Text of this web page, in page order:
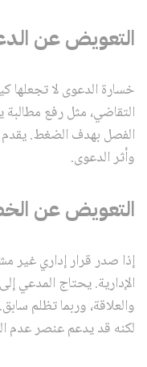
التعويض عن
خسارة الدعوى لا
التقاضي، مثل رفع
الفصل بهدف الضغط. يقدم
وأثر الدعوى.
التعويض عن
إذا صدر قرار إداري
الإدارية. يحتاج المدعي
والعلاقة، وربما تظلم
لكنه قد يدعم عنصر عدم